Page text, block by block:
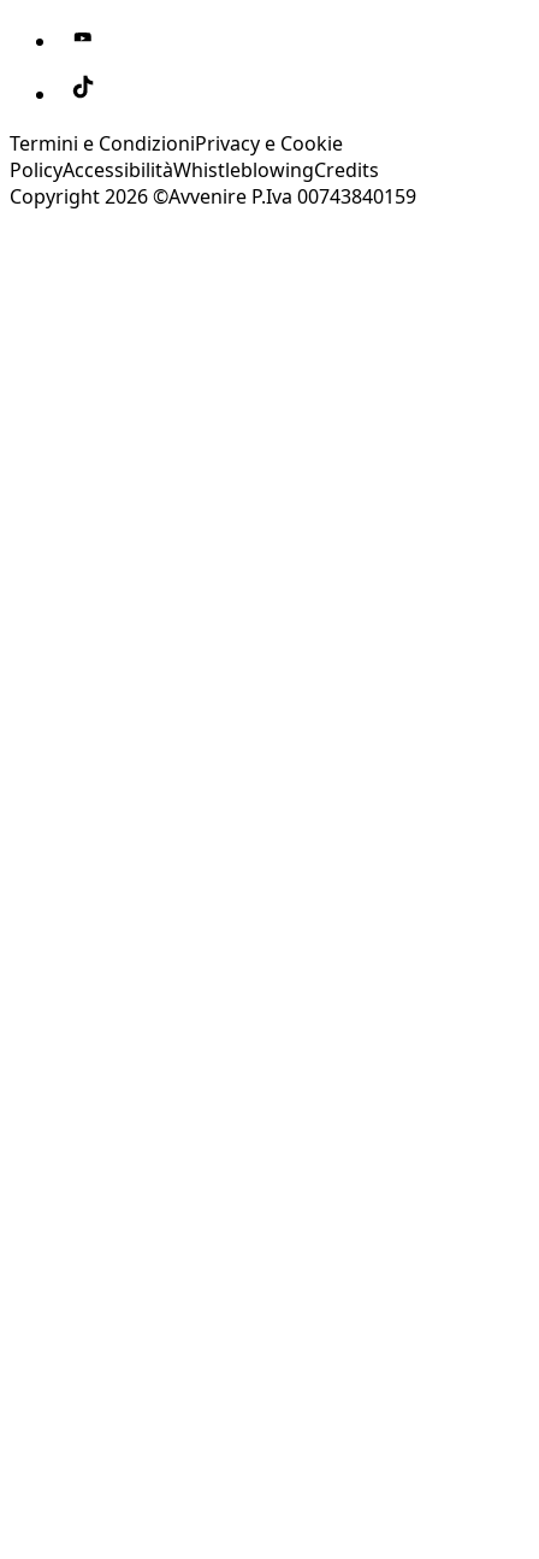
Termini e CondizioniPrivacy e Cookie
PolicyAccessibilitàWhistleblowingCredits
Copyright 2026 ©Avvenire P.Iva 00743840159